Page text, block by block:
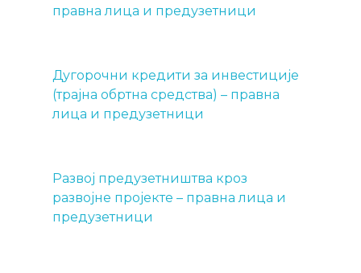
правна лица и предузетници
Дугорочни кредити за инвестиције
(трајна обртна средства) – правна
лица и предузетници
Развој предузетништва кроз
развојне пројекте – правна лица и
предузетници